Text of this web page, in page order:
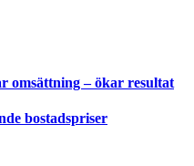
omsättning – ökar resultat
bostadspriser